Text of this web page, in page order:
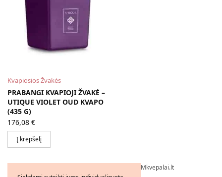
Kvapiosios Žvakės
PRABANGI KVAPIOJI ŽVAKĖ –
UTIQUE VIOLET OUD KVAPO
(435 G)
176,08 €
Į krepšelį
Visos teisės saugomos © 2026 - FMkvepalai.lt